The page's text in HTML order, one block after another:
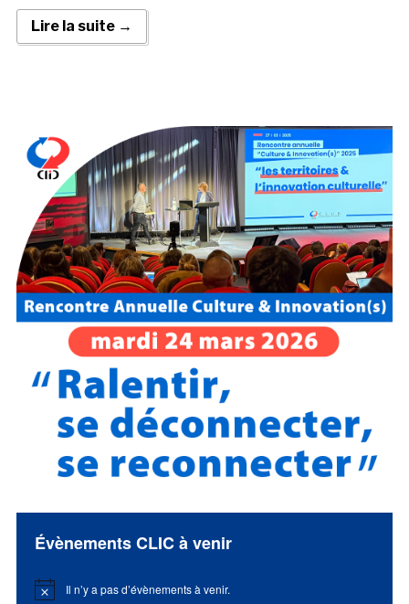
Lire la suite →
Évènements CLIC à venir
Notice Il n’y a pas d’évènements à venir.